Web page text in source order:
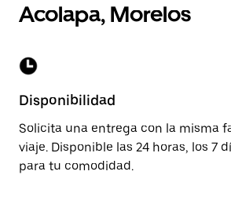
Acolapa, Morelos
Disponibilidad
Solicita una entrega con la misma
viaje. Disponible las 24 horas, los 7
para tu comodidad.